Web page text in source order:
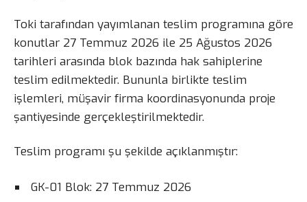
Toki tarafından yayımlanan teslim programına göre
konutlar 27 Temmuz 2026 ile 25 Ağustos 2026
tarihleri arasında blok bazında hak sahiplerine
teslim edilmektedir. Bununla birlikte teslim
işlemleri, müşavir firma koordinasyonunda proje
şantiyesinde gerçekleştirilmektedir.
Teslim programı şu şekilde açıklanmıştır:
GK-01 Blok: 27 Temmuz 2026